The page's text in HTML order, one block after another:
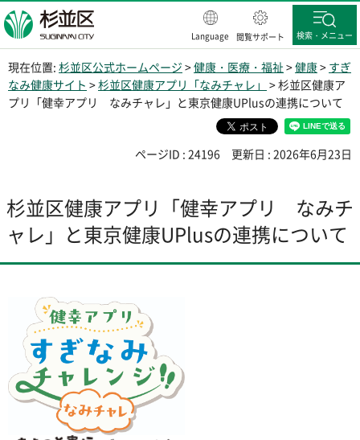
杉並区
Language 閲覧サポート 検索・メニュー
現在位置: 杉並区公式ホームページ >健康・医療・福祉 >健康> すぎ
なみ健康サイト >杉並区健康アプリ「なみチャレ」 > 杉並区健康ア
プリ「健幸アプリ なみチャレ」と東京健康UPlusの連携について
ページID : 24196 更新日 : 2026年6月23日
杉並区健康アプリ「健幸アプリ なみチ
ャレ」と東京健康UPlusの連携について